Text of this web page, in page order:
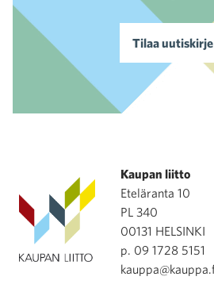
Tilaa
Kaupan liitto
Eteläranta 10
PL 340
00131 HELSINKI
p. 09 1728 5151